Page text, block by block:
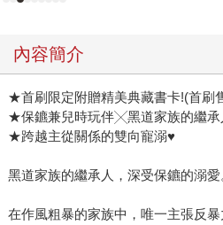
內容簡介
★首刷限定附贈精美典藏書卡!(首刷
★保鑣兼兒時玩伴╳黑道家族的繼
★跨越主從關係的雙向寵溺♥
黑道家族的繼承人，深受保鑣的溺愛
在作風粗暴的家族中，唯一主張反暴